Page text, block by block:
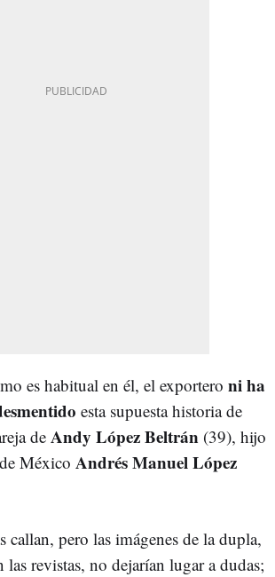
es habitual en él, el exportero ni ha
esta supuesta historia de
de Andy López Beltrán (39), hijo
México Andrés Manuel López
callan, pero las imágenes de la dupla,
las revistas, no dejarían lugar a dudas;